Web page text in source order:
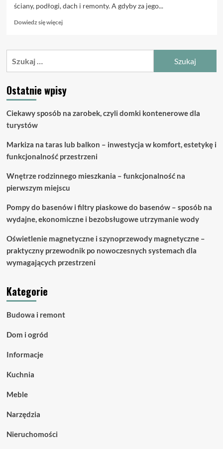
ściany, podłogi, dach i remonty. A gdyby za jego...
Dowiedz się więcejDowiedz
o
Ostatnie wpisy
Ciekawy sposób na zarobek, czyli domki kontenerowe dla
turystów
Markiza na taras lub balkon – inwestycja w komfort, estetykę i
funkcjonalność przestrzeni
Wnętrze rodzinnego mieszkania – funkcjonalność na
pierwszym miejscu
Pompy do basenów i filtry piaskowe do basenów – sposób na
wydajne, ekonomiczne i bezobsługowe utrzymanie wody
Oświetlenie magnetyczne i szynoprzewody magnetyczne –
praktyczny przewodnik po nowoczesnych systemach dla
wymagających przestrzeni
Kategorie
Budowa i remont
Dom i ogród
Informacje
Kuchnia
Meble
Narzędzia
Nieruchomości